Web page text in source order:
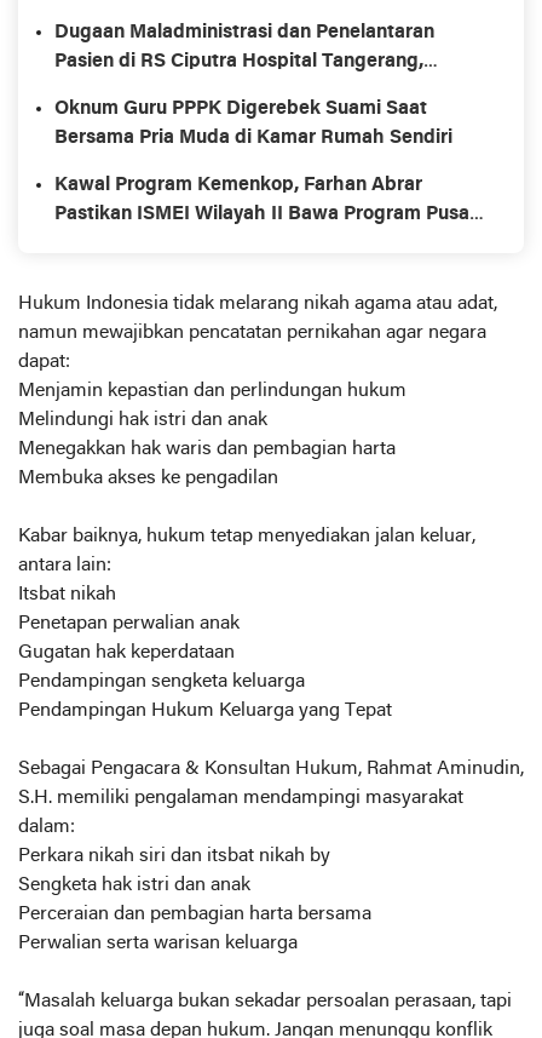
Dugaan Maladministrasi dan Penelantaran
Pasien di RS Ciputra Hospital Tangerang,
Darah Tanpa Transparansi Medis
Oknum Guru PPPK Digerebek Suami Saat
Bersama Pria Muda di Kamar Rumah Sendiri
Kawal Program Kemenkop, Farhan Abrar
Pastikan ISMEI Wilayah II Bawa Program Pusat
Hukum Indonesia tidak melarang nikah agama atau adat,
namun mewajibkan pencatatan pernikahan agar negara
dapat:
Menjamin kepastian dan perlindungan hukum
Melindungi hak istri dan anak
Menegakkan hak waris dan pembagian harta
Membuka akses ke pengadilan
Kabar baiknya, hukum tetap menyediakan jalan keluar,
antara lain:
Itsbat nikah
Penetapan perwalian anak
Gugatan hak keperdataan
Pendampingan sengketa keluarga
Pendampingan Hukum Keluarga yang Tepat
Sebagai Pengacara & Konsultan Hukum, Rahmat Aminudin,
S.H. memiliki pengalaman mendampingi masyarakat
dalam:
Perkara nikah siri dan itsbat nikah by
Sengketa hak istri dan anak
Perceraian dan pembagian harta bersama
Perwalian serta warisan keluarga
“Masalah keluarga bukan sekadar persoalan perasaan, tapi
juga soal masa depan hukum. Jangan menunggu konflik